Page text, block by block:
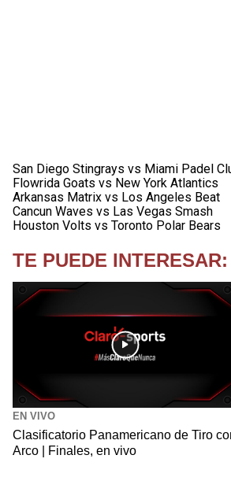
San Diego Stingrays vs Miami Padel
Flowrida Goats vs New York Atlantics
Arkansas Matrix vs Los Angeles Beat
Cancun Waves vs Las Vegas Smash
Houston Volts vs Toronto Polar Bears
TE PUEDE INTERESAR:
EN VIVO
Clasificatorio Panamericano de Tiro
Arco | Finales, en vivo